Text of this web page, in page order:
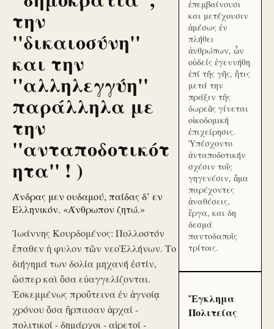
την
''δικαιοσύνη''
και την
''αλληλεγγύη''
παράλληλα με
την
''ανταποδοτικότ
ητα'' ! )
Άνδρας μεν ουδαμού, παίδας δ’ εν
Ελληνικόν. «Άνθρωπον ζητώ.»
Ἰωάννης Κουρδομένος: Πολλοστόν
ἔπαθεν ἡ φυλον τῶν νεοἙλλήνων. Το
διήγημά των δολία μηχανή ἐστίν,
ὥσπερ καὶ ὅσα εὐαγγελίζονται.
Ἐσκεμμένως προὔτεινα ἐν ἀγνοίᾳ
χρόνου ὅσα ἥρπασαν ἀρχαί -
πολιτικοί - δημάρχοι - αἱρετοί -
ἐπεμβαίνουσι
και μετέχουσιν
ἀμέσως ἐν
πλήθει
ἀνθρώπων, ὧν
οὐδείς ἐγεννήθη
ἐπί τῆς γῆς, ἥτις
μετά την
πράξιν τῆς
δωρεᾶς γίνεται
οἰκοδομική
ἐπιχείρησις.
Ὑπέσχοντο
ἀνταποδοτικήν
σχέσιν τοῖς
γηγενέσιν, ἅμα
παρέχοντες
ἀναθέσεις,
ἔργα, και δη
δεσμά
παντοδαποῖς
τρίτοις.
Ἔγκλημα
Πολιτείας